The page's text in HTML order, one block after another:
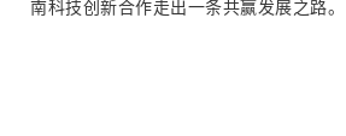
南科技创新合作走出一条共赢发展之路。